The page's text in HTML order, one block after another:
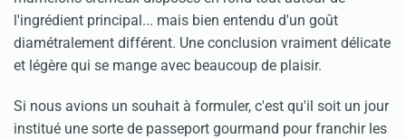
l'ingrédient principal... mais bien entendu d'un goût
diamétralement différent. Une conclusion vraiment délicate
et légère qui se mange avec beaucoup de plaisir.
Si nous avions un souhait à formuler, c'est qu'il soit un jour
institué une sorte de passeport gourmand pour franchir les